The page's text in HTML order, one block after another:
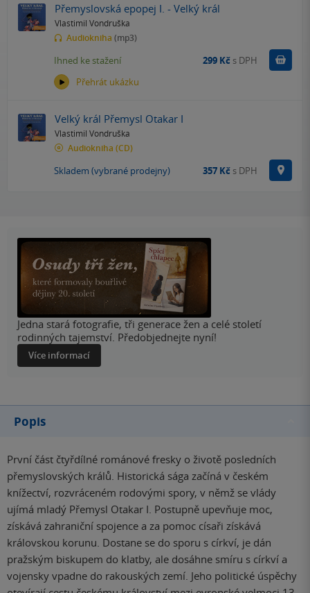
Přemyslovská epopej I. - Velký král
Vlastimil Vondruška
Audiokniha (mp3)
Přehrát ukázku
Ihned ke stažení 299 Kč s DPH Koupit
Velký král Přemysl Otakar I
Vlastimil Vondruška
Audiokniha (CD)
Skladem (vybrané prodejny) 357 Kč s DPH
Jedna stará fotografie, tři generace žen a celé století
rodinných tajemství. Předobjednejte nyní!
Více informací
Popis
První část čtyřdílné románové fresky o životě posledních
přemyslovských králů. Historická sága začíná v českém
knížectví, rozvráceném rodovými spory, v němž se vlády
ujímá mladý Přemysl Otakar I. Postupně upevňuje moc,
získává zahraniční spojence a za pomoc císaři získává
královskou korunu. Dostane se do sporu s církví, je dán
pražským biskupem do klatby, ale dosáhne smíru s církví a
vojensky vpadne do rakouských zemí. Jeho politické úspěchy